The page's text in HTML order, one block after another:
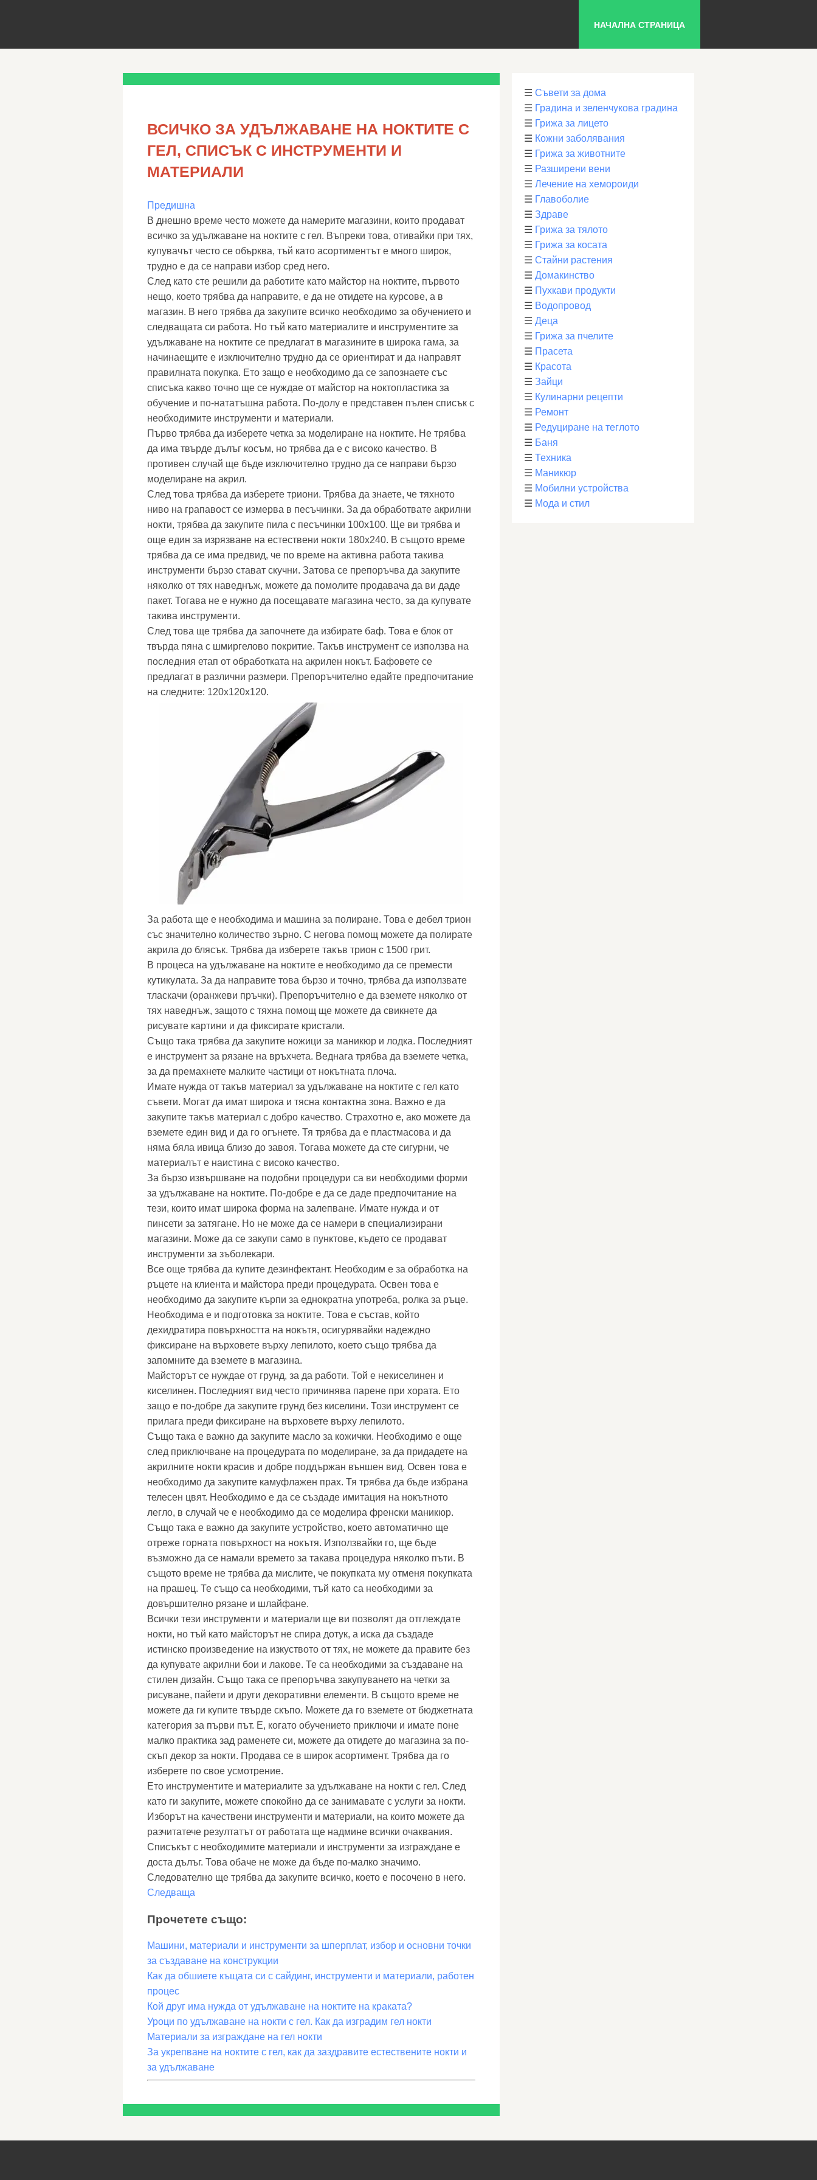
НАЧАЛНА СТРАНИЦА
ВСИЧКО ЗА УДЪЛЖАВАНЕ НА НОКТИТЕ С
ГЕЛ, СПИСЪК С ИНСТРУМЕНТИ И
МАТЕРИАЛИ
Предишна
В днешно време често можете да намерите магазини, които продават
всичко за удължаване на ноктите с гел. Въпреки това, отивайки при тях,
купувачът често се обърква, тъй като асортиментът е много широк,
трудно е да се направи избор сред него.
След като сте решили да работите като майстор на ноктите, първото
нещо, което трябва да направите, е да не отидете на курсове, а в
магазин. В него трябва да закупите всичко необходимо за обучението и
следващата си работа. Но тъй като материалите и инструментите за
удължаване на ноктите се предлагат в магазините в широка гама, за
начинаещите е изключително трудно да се ориентират и да направят
правилната покупка. Ето защо е необходимо да се запознаете със
списъка какво точно ще се нуждае от майстор на ноктопластика за
обучение и по-нататъшна работа. По-долу е представен пълен списък с
необходимите инструменти и материали.
Първо трябва да изберете четка за моделиране на ноктите. Не трябва
да има твърде дълъг косъм, но трябва да е с високо качество. В
противен случай ще бъде изключително трудно да се направи бързо
моделиране на акрил.
След това трябва да изберете триони. Трябва да знаете, че тяхното
ниво на грапавост се измерва в песъчинки. За да обработвате акрилни
нокти, трябва да закупите пила с песъчинки 100x100. Ще ви трябва и
още един за изрязване на естествени нокти 180х240. В същото време
трябва да се има предвид, че по време на активна работа такива
инструменти бързо стават скучни. Затова се препоръчва да закупите
няколко от тях наведнъж, можете да помолите продавача да ви даде
пакет. Тогава не е нужно да посещавате магазина често, за да купувате
такива инструменти.
След това ще трябва да започнете да избирате баф. Това е блок от
твърда пяна с шмиргелово покритие. Такъв инструмент се използва на
последния етап от обработката на акрилен нокът. Бафовете се
предлагат в различни размери. Препоръчително едайте предпочитание
на следните: 120x120x120.
За работа ще е необходима и машина за полиране. Това е дебел трион
със значително количество зърно. С негова помощ можете да полирате
акрила до блясък. Трябва да изберете такъв трион с 1500 грит.
В процеса на удължаване на ноктите е необходимо да се премести
кутикулата. За да направите това бързо и точно, трябва да използвате
тласкачи (оранжеви пръчки). Препоръчително е да вземете няколко от
тях наведнъж, защото с тяхна помощ ще можете да свикнете да
рисувате картини и да фиксирате кристали.
Също така трябва да закупите ножици за маникюр и лодка. Последният
е инструмент за рязане на връхчета. Веднага трябва да вземете четка,
за да премахнете малките частици от нокътната плоча.
Имате нужда от такъв материал за удължаване на ноктите с гел като
съвети. Могат да имат широка и тясна контактна зона. Важно е да
закупите такъв материал с добро качество. Страхотно е, ако можете да
вземете един вид и да го огънете. Тя трябва да е пластмасова и да
няма бяла ивица близо до завоя. Тогава можете да сте сигурни, че
материалът е наистина с високо качество.
За бързо извършване на подобни процедури са ви необходими форми
за удължаване на ноктите. По-добре е да се даде предпочитание на
тези, които имат широка форма на залепване. Имате нужда и от
пинсети за затягане. Но не може да се намери в специализирани
магазини. Може да се закупи само в пунктове, където се продават
инструменти за зъболекари.
Все още трябва да купите дезинфектант. Необходим е за обработка на
ръцете на клиента и майстора преди процедурата. Освен това е
необходимо да закупите кърпи за еднократна употреба, ролка за ръце.
Необходима е и подготовка за ноктите. Това е състав, който
дехидратира повърхността на нокътя, осигурявайки надеждно
фиксиране на върховете върху лепилото, което също трябва да
запомните да вземете в магазина.
Майсторът се нуждае от грунд, за да работи. Той е некиселинен и
киселинен. Последният вид често причинява парене при хората. Ето
защо е по-добре да закупите грунд без киселини. Този инструмент се
прилага преди фиксиране на върховете върху лепилото.
Също така е важно да закупите масло за кожички. Необходимо е още
след приключване на процедурата по моделиране, за да придадете на
акрилните нокти красив и добре поддържан външен вид. Освен това е
необходимо да закупите камуфлажен прах. Тя трябва да бъде избрана
телесен цвят. Необходимо е да се създаде имитация на нокътното
легло, в случай че е необходимо да се моделира френски маникюр.
Също така е важно да закупите устройство, което автоматично ще
отреже горната повърхност на нокътя. Използвайки го, ще бъде
възможно да се намали времето за такава процедура няколко пъти. В
същото време не трябва да мислите, че покупката му отменя покупката
на прашец. Те също са необходими, тъй като са необходими за
довършително рязане и шлайфане.
Всички тези инструменти и материали ще ви позволят да отглеждате
нокти, но тъй като майсторът не спира дотук, а иска да създаде
истинско произведение на изкуството от тях, не можете да правите без
да купувате акрилни бои и лакове. Те са необходими за създаване на
стилен дизайн. Също така се препоръчва закупуването на четки за
рисуване, пайети и други декоративни елементи. В същото време не
можете да ги купите твърде скъпо. Можете да го вземете от бюджетната
категория за първи път. Е, когато обучението приключи и имате поне
малко практика зад раменете си, можете да отидете до магазина за по-
скъп декор за нокти. Продава се в широк асортимент. Трябва да го
изберете по свое усмотрение.
Ето инструментите и материалите за удължаване на нокти с гел. След
като ги закупите, можете спокойно да се занимавате с услуги за нокти.
Изборът на качествени инструменти и материали, на които можете да
разчитатече резултатът от работата ще надмине всички очаквания.
Списъкът с необходимите материали и инструменти за изграждане е
доста дълъг. Това обаче не може да бъде по-малко значимо.
Следователно ще трябва да закупите всичко, което е посочено в него.
Следваща
Прочетете също:
Машини, материали и инструменти за шперплат, избор и основни точки
за създаване на конструкции
Как да обшиете къщата си с сайдинг, инструменти и материали, работен
процес
Кой друг има нужда от удължаване на ноктите на краката?
Уроци по удължаване на нокти с гел. Как да изградим гел нокти
Материали за изграждане на гел нокти
За укрепване на ноктите с гел, как да заздравите естествените нокти и
за удължаване
☰ Съвети за дома
☰ Градина и зеленчукова градина
☰ Грижа за лицето
☰ Кожни заболявания
☰ Грижа за животните
☰ Разширени вени
☰ Лечение на хемороиди
☰ Главоболие
☰ Здраве
☰ Грижа за тялото
☰ Грижа за косата
☰ Стайни растения
☰ Домакинство
☰ Пухкави продукти
☰ Водопровод
☰ Деца
☰ Грижа за пчелите
☰ Прасета
☰ Красота
☰ Зайци
☰ Кулинарни рецепти
☰ Ремонт
☰ Редуциране на теглото
☰ Баня
☰ Техника
☰ Маникюр
☰ Мобилни устройства
☰ Мода и стил